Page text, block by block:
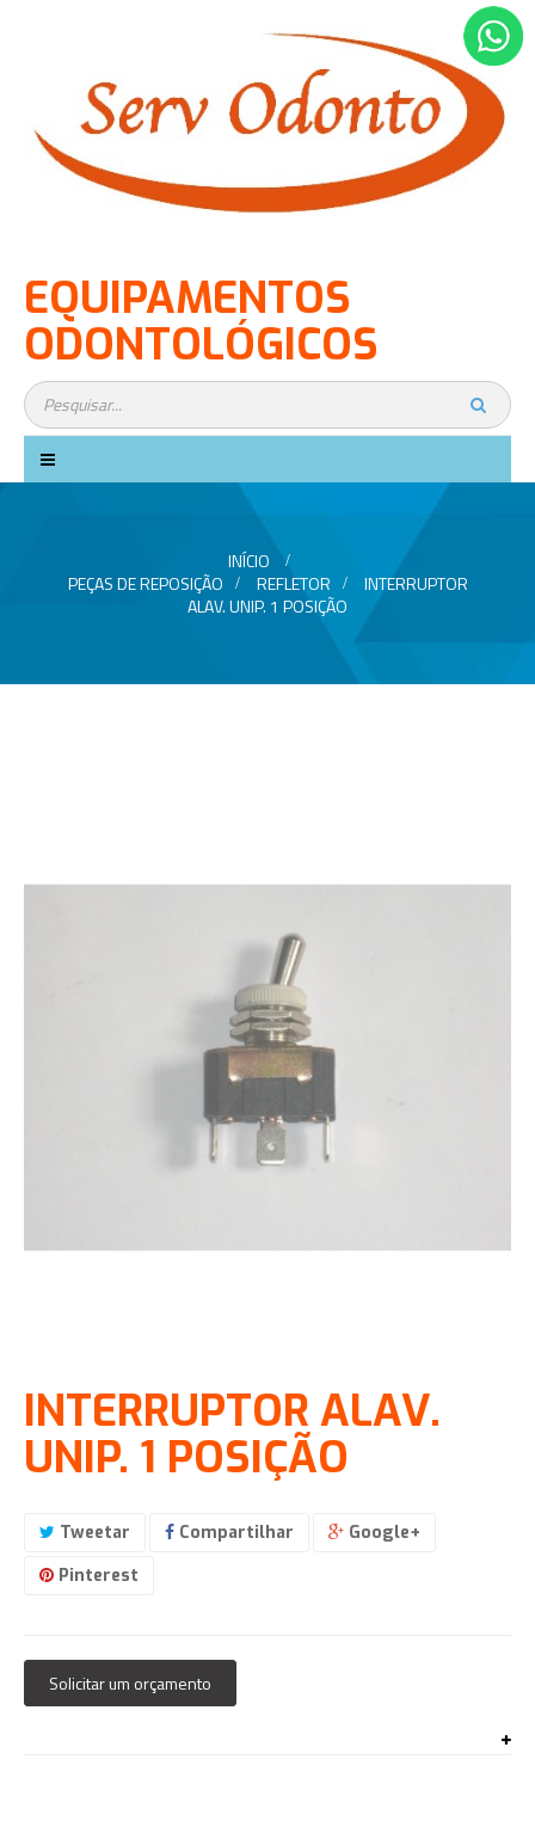
EQUIPAMENTOS
ODONTOLÓGICOS
Alternar
de
INÍCIO
>
PEÇAS DE REPOSIÇÃO > REFLETOR >
INTERRUPTOR
ALAV. UNIP. 1 POSIÇÃO
INTERRUPTOR ALAV.
UNIP. 1 POSIÇÃO
Tweetar Compartilhar
Google+
Pinterest
Solicitar um orçamento